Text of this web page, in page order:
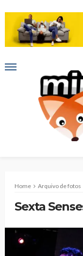
Home Arquivo de fotos
Sexta